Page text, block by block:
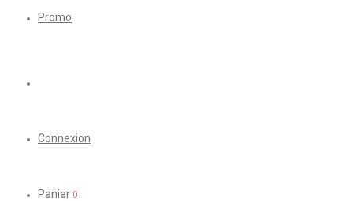
Promo
Connexion
Panier 0